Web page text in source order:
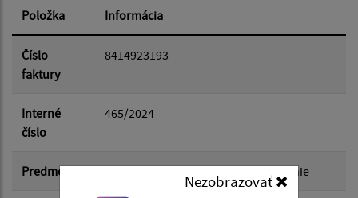
Dátum od:
Dátum do:
Suma od:
Položka Informácia
Číslo
faktury
8414923193
Interné
číslo
465/2024
Predmet Plyn Tenisové kurty 2024 - vyúčtovanie
Nezobrazovať